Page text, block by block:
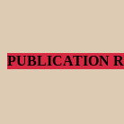
PUBLICATION